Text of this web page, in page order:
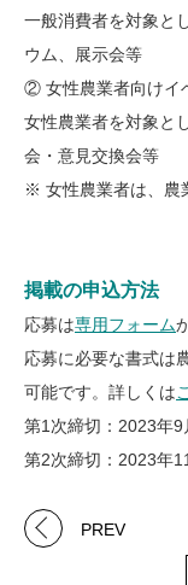
一般消費者を対象と
ウム、展示会等
② 女性農業者向けイ
女性農業者を対象と
会・意見交換会等
※ 女性農業者は、農
掲載の申込方法
応募は専用フォーム
応募に必要な書式は
可能です。詳しくは
第1次締切：2023年
第2次締切：2023年
PREV